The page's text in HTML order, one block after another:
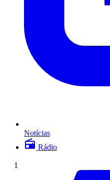
Notícias
Rádio
1